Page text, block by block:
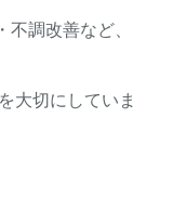
調改善など、
大切にしていま